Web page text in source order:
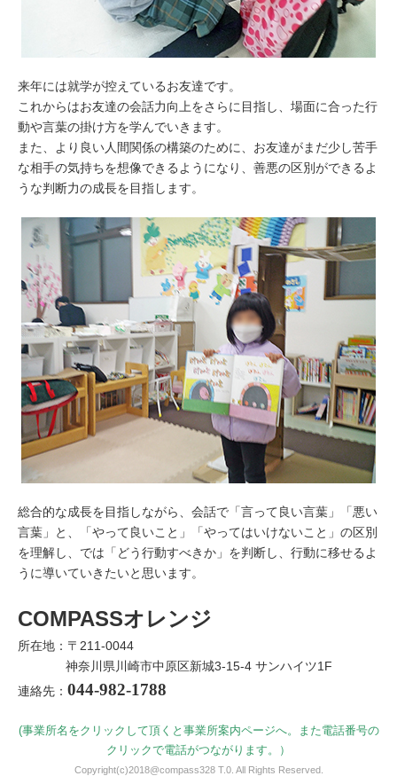
来年には就学が控えているお友達です。
これからはお友達の会話力向上をさらに目指し、場面に合った行
動や言葉の掛け方を学んでいきます。
また、より良い人間関係の構築のために、お友達がまだ少し苦手
な相手の気持ちを想像できるようになり、善悪の区別ができるよ
うな判断力の成長を目指します。
総合的な成長を目指しながら、会話で「言って良い言葉」「悪い
言葉」と、「やって良いこと」「やってはいけないこと」の区別
を理解し、では「どう行動すべきか」を判断し、行動に移せるよ
うに導いていきたいと思います。
COMPASSオレンジ
所在地：〒211-0044
神奈川県川崎市中原区新城3-15-4 サンハイツ1F
連絡先： 044-982-1788
(事業所名をクリックして頂くと事業所案内ページへ。また電話番号の
クリックで電話がつながります。）
Copyright(c)2018@compass328 T.0. All Rights Reserved.